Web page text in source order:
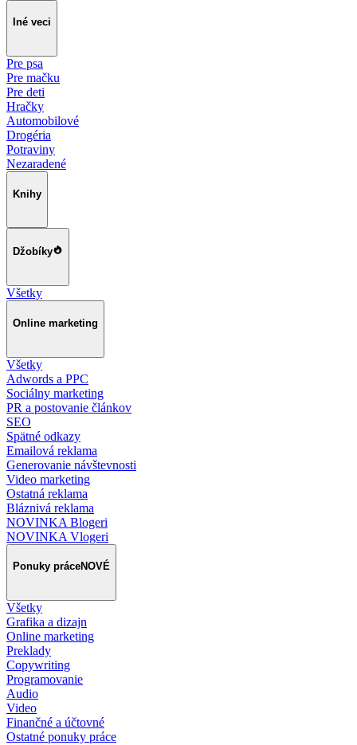
Iné veci
Pre psa
Pre mačku
Pre deti
Hračky
Automobilové
Drogéria
Potraviny
Nezaradené
Knihy
Džobíky
Všetky
Online marketing
Všetky
Adwords a PPC
Sociálny marketing
PR a postovanie článkov
SEO
Spätné odkazy
Emailová reklama
Generovanie návštevnosti
Video marketing
Ostatná reklama
Bláznivá reklama
NOVINKA Blogeri
NOVINKA Vlogeri
Ponuky práceNOVÉ
Všetky
Grafika a dizajn
Online marketing
Preklady
Copywriting
Programovanie
Audio
Video
Finančné a účtovné
Ostatné ponuky práce